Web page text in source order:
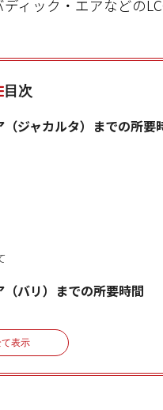
ィック・エアなどの
目次
表示
ジャカルタ）までの所要
バリ）までの所要時間